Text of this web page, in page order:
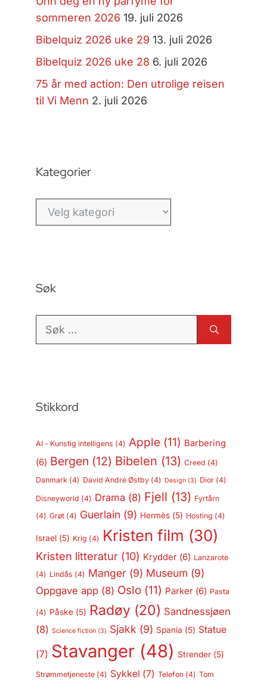
sommeren 2026 19. juli 2026
Bibelquiz 2026 uke 29 13. juli 2026
Bibelquiz 2026 uke 28 6. juli 2026
75 år med action: Den utrolige reisen
til Vi Menn 2. juli 2026
Kategorier
Kategorier
Søk
Søk
Stikkord
AI - Kunstig intelligens (4) Apple (11) Barbering
(6) Bergen (12) Bibelen (13) Creed (4)
Danmark(4) David André Østby(4) Design(3) Dior(4)
Disneyworld (4) Drama (8) Fjell (13) Fyrtårn
(4) Grøt(4) Guerlain (9) Hermès(5) Hosting (4)
Israel(5) Krig (4) Kristen film (30)
Kristen litteratur(10) Krydder(6) Lanzarote
(4) Lindås (4) Manger(9) Museum (9)
Oppgave app(8) Oslo(11) Parker(6) Pasta
(4) Påske(5) Radøy(20) Sandnessjøen
(8) Science fiction(3) Sjakk (9) Spania (5) Statue
(7) Stavanger(48) Strender(5)
Strømmetjeneste(4) Sykkel (7) Telefon(4) Tom